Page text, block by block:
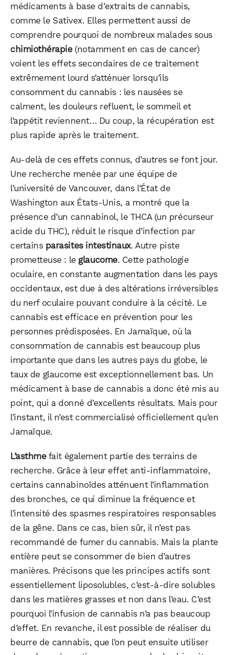
médicaments à base d’extraits de cannabis,
comme le Sativex. Elles permettent aussi de
comprendre pourquoi de nombreux malades sous
chimiothérapie(notamment en cas de cancer)
voient les effets secondaires de ce traitement
extrêmement lourd s’atténuer lorsqu’ils
consomment du cannabis : les nausées se
calment, les douleurs refluent, le sommeil et
l’appétit reviennent… Du coup, la récupération est
plus rapide après le traitement.
Au-delà de ces effets connus, d’autres se font jour.
Une recherche menée par une équipe de
l’université de Vancouver, dans l’État de
Washington aux États-Unis, a montré que la
présence d’un cannabinol, le THCA (un précurseur
acide du THC), réduit le risque d’infection par
certains parasites intestinaux. Autre piste
prometteuse : le glaucome. Cette pathologie
oculaire, en constante augmentation dans les pays
occidentaux, est due à des altérations irréversibles
du nerf oculaire pouvant conduire à la cécité. Le
cannabis est efficace en prévention pour les
personnes prédisposées. En Jamaïque, où la
consommation de cannabis est beaucoup plus
importante que dans les autres pays du globe, le
taux de glaucome est exceptionnellement bas. Un
médicament à base de cannabis a donc été mis au
point, qui a donné d’excellents résultats. Mais pour
l’instant, il n’est commercialisé officiellement qu’en
Jamaïque.
L’asthmefait également partie des terrains de
recherche. Grâce à leur effet anti-inflammatoire,
certains cannabinoïdes atténuent l’inflammation
des bronches, ce qui diminue la fréquence et
l’intensité des spasmes respiratoires responsables
de la gêne. Dans ce cas, bien sûr, il n’est pas
recommandé de fumer du cannabis. Mais la plante
entière peut se consommer de bien d’autres
manières. Précisons que les principes actifs sont
essentiellement liposolubles, c’est-à-dire solubles
dans les matières grasses et non dans l’eau. C’est
pourquoi l’infusion de cannabis n’a pas beaucoup
d’effet. En revanche, il est possible de réaliser du
beurre de cannabis, que l’on peut ensuite utiliser